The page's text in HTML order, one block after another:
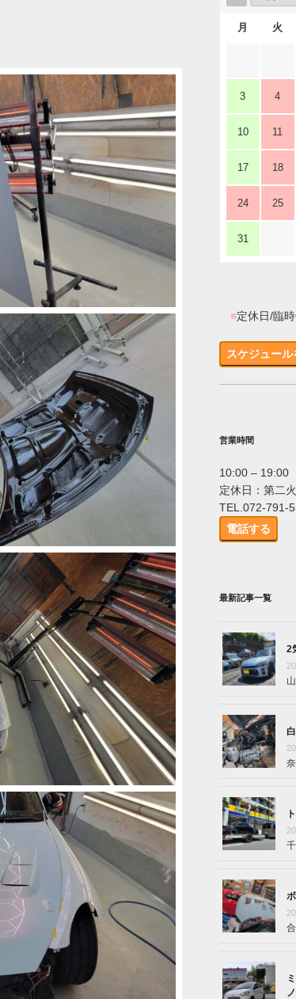
月 火
3 4
10 11
17 18
24 25
31
■定休日/臨
スケジュール
営業時間
10:00 – 19:00
定休日：第二
TEL.072-791-
電話する
最新記事一覧
2
ノ